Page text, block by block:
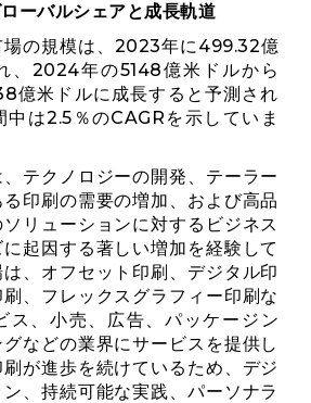
ーバルシェアと成長軌道
場の規模は、2023年に499.32億
、2024年の5148億米ドルから
億米ドルに成長すると予測され
中は2.5％のCAGRを示していま
テクノロジーの開発、テーラー
る印刷の需要の増加、および高品
リューションに対するビジネス
起因する著しい増加を経験して
、オフセット印刷、デジタル印
、フレックスグラフィー印刷な
ス、小売、広告、パッケージン
などの業界にサービスを提供し
が進歩を続けているため、デジ
、持続可能な実践、パーソナラ